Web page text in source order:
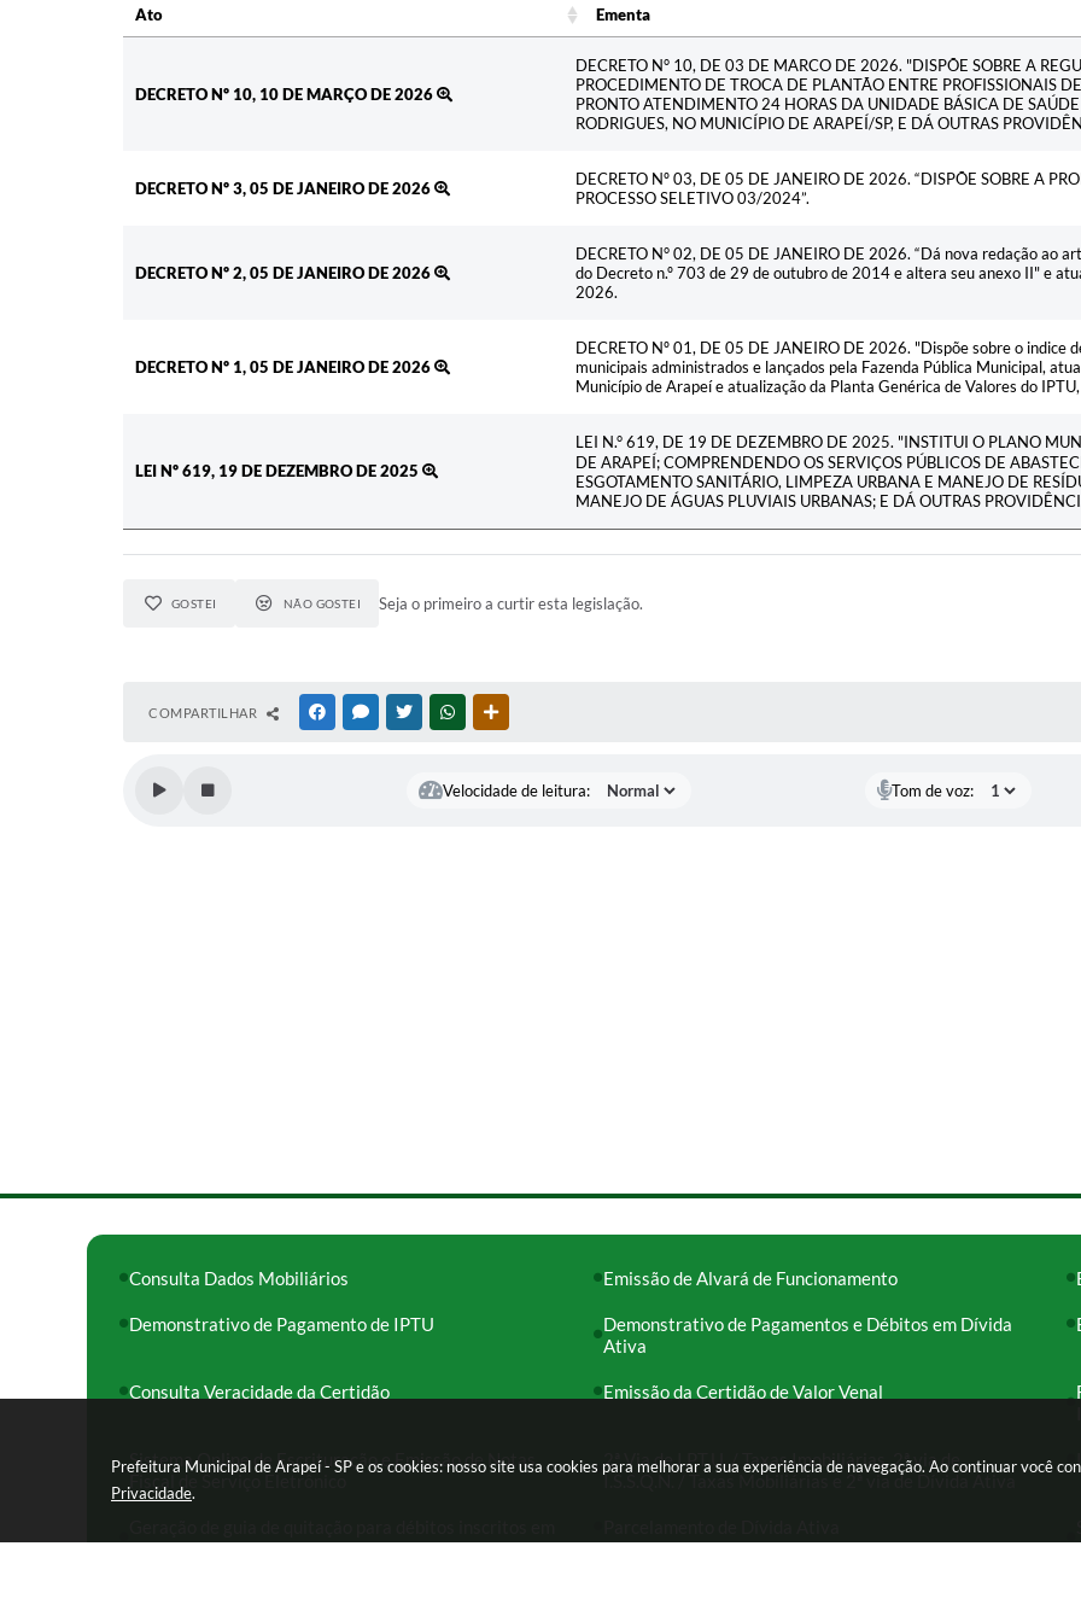
Prefeitura Municipal de Arapeí - SP e os cookies: nosso site usa cookies para melhorar a sua experiência de navegação. Ao continuar você
Privacidade.
Ato Ementa
DECRETO Nº 10, 10 DE MARÇO DE 2026
DECRETO N° 10, DE 03 DE MARCO DE 2026. "DISPÕE SOBRE A
PROCEDIMENTO DE TROCA DE PLANTÃO ENTRE PROFISSIONAIS
PRONTO ATENDIMENTO 24 HORAS DA UNIDADE BÁSICA DE
RODRIGUES, NO MUNICÍPIO DE ARAPEÍ/SP, E DÁ OUTRAS
DECRETO Nº 3, 05 DE JANEIRO DE 2026
DECRETO Nº 03, DE 05 DE JANEIRO DE 2026. “DISPÕE SOBRE A
PROCESSO SELETIVO 03/2024”.
DECRETO Nº 2, 05 DE JANEIRO DE 2026
DECRETO N° 02, DE 05 DE JANEIRO DE 2026. “Dá nova redação ao
do Decreto n.º 703 de 29 de outubro de 2014 e altera seu anexo II" e
2026.
DECRETO Nº 1, 05 DE JANEIRO DE 2026
DECRETO Nº 01, DE 05 DE JANEIRO DE 2026. "Dispõe sobre o indice
municipais administrados e lançados pela Fazenda Pública Municipal,
Município de Arapeí e atualização da Planta Genérica de Valores do
LEI Nº 619, 19 DE DEZEMBRO DE 2025
LEI N.° 619, DE 19 DE DEZEMBRO DE 2025. "INSTITUI O PLANO
DE ARAPEÍ; COMPRENDENDO OS SERVIÇOS PÚBLICOS DE
ESGOTAMENTO SANITÁRIO, LIMPEZA URBANA E MANEJO DE
MANEJO DE ÁGUAS PLUVIAIS URBANAS; E DÁ OUTRAS
GOSTEI NÃO GOSTEI Seja o primeiro a curtir esta legislação.
COMPARTILHAR FACEBOOKMESSENGER
TWITTERWHATSAPP
Velocidade de leitura: Tom de voz:
Consulta Dados Mobiliários Emissão de Alvará de Funcionamento
Demonstrativo de Pagamento de IPTU
Demonstrativo de Pagamentos e Débitos em Dívida
Ativa
Consulta Veracidade da Certidão Emissão da Certidão de Valor Venal
Sistema Online de Escrituração e Emissão de Notas
Fiscal de Serviço Eletrônico
2ª Via de I.P.T.U. / Taxas Imobiliárias, 2ª via de
I.S.S.Q.N. / Taxas Mobiliárias e 2ª via de Dívida Ativa
Dívida Ativa